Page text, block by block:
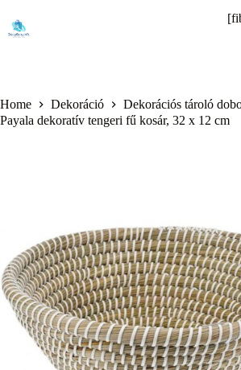
content
Home Dekoráció
Dekorációs tároló
Payala dekoratív tengeri fű kosár, 32 x 12 cm